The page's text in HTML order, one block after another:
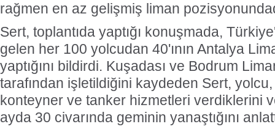
rağmen en az gelişmiş liman
Sert, toplantıda yaptığı konuşmada,
gelen her 100 yolcudan 40'ının Antalya
yaptığını bildirdi. Kuşadası ve Bodrum
tarafından işletildiğini kaydeden Sert,
konteyner ve tanker hizmetleri verdiklerini
ayda 30 civarında geminin yanaştığını